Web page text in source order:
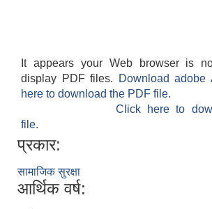
It appears your Web browser is
display PDF files.
Download
here to download the PDF file.
Click here to
file.
प्रकार:
सामाजिक सुरक्षा
आर्थिक वर्ष: